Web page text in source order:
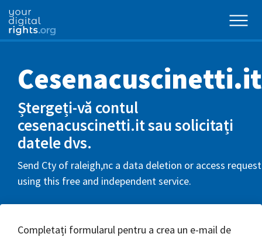
Cesenacuscinetti.it
Ștergeți-vă contul
cesenacuscinetti.it sau solicitați
datele dvs.
Send Cty of raleigh,nc a data deletion or access request
using this free and independent service.
Completați formularul pentru a crea un e-mail de